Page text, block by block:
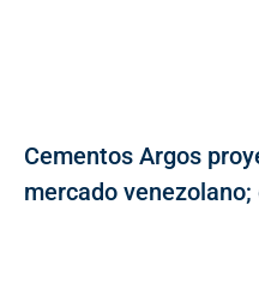
Cementos Argos
mercado